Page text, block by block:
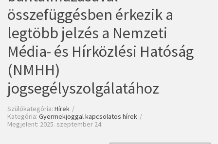
összefüggésben érkezik a
legtöbb jelzés a Nemzeti
Média- és Hírközlési Hatóság
(NMHH)
jogsegélyszolgálatához
Szülőkategória: Hírek
Kategória: Gyermekjoggal kapcsolatos hírek
Megjelent: 2025. szeptember 24.